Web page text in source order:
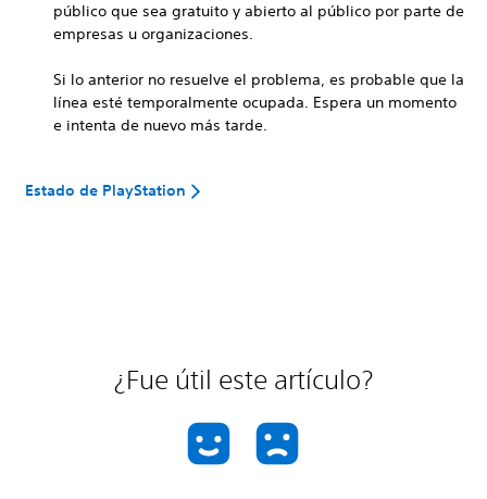
público que sea gratuito y abierto al público por parte de
empresas u organizaciones.
Si lo anterior no resuelve el problema, es probable que la
línea esté temporalmente ocupada. Espera un momento
e intenta de nuevo más tarde.
Estado de PlayStation
¿Fue útil este artículo?